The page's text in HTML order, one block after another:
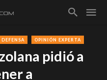
OPINIÓN EXPERTA
pidió a
a